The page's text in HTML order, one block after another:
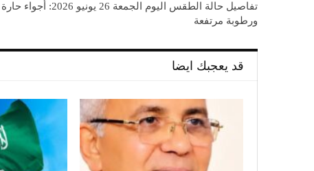
تفاصيل حالة الطقس اليوم الجمعة 26 يونيو 2026: أجواء حارة
ورطوبة مرتفعة
قد يعجبك ايضا